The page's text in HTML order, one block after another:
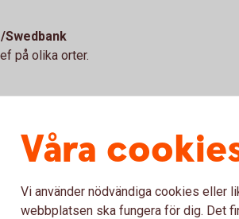
Swedbank
på olika orter.
Våra
Vi använder nödvändiga cookies eller
webbplatsen ska fungera för dig. Det